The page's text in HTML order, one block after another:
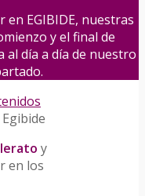
EGIBIDE, nuestras
y el final de
al día a día de nuestro
y
en los